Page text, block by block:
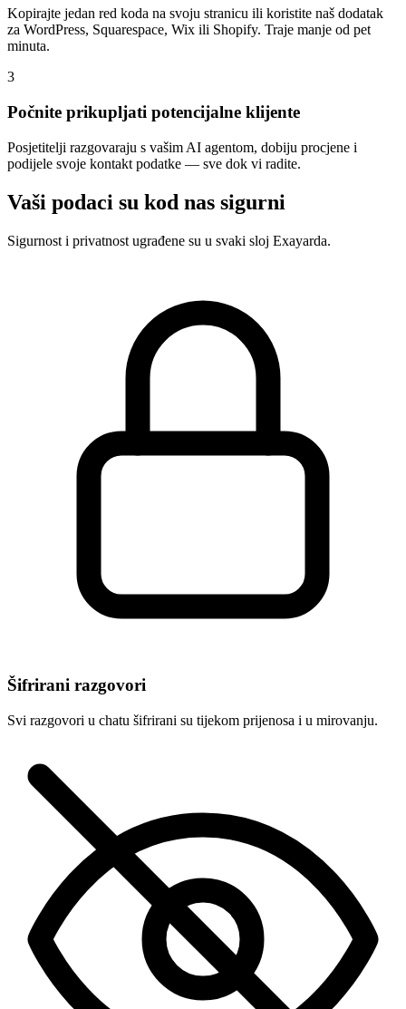
Kopirajte jedan red koda na svoju stranicu ili koristite naš dodatak
za WordPress, Squarespace, Wix ili Shopify. Traje manje od pet
minuta.
3
Počnite prikupljati potencijalne klijente
Posjetitelji razgovaraju s vašim AI agentom, dobiju procjene i
podijele svoje kontakt podatke — sve dok vi radite.
Vaši podaci su kod nas sigurni
Sigurnost i privatnost ugrađene su u svaki sloj Exayarda.
Šifrirani razgovori
Svi razgovori u chatu šifrirani su tijekom prijenosa i u mirovanju.